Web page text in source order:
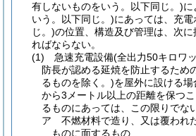
有しないものをいう。以下同じ。)に
いう。以下同じ。)にあっては、充
じ。)の位置、構造及び管理は、次
ればならない。
(1)
急速充電設備(全出力50キロワ
防長が認める延焼を防止するため
るものを除く。)を屋外に設ける
から3メートル以上の距離を保つこ
るものにあっては、この限りでな
ア
不燃材料で造り、又は覆われ
ものに面するもの